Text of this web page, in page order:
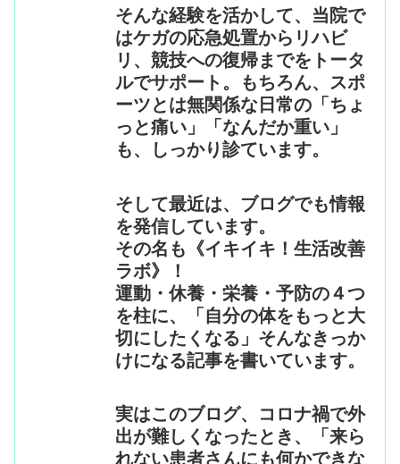
そんな経験を活かして、当院で
はケガの応急処置からリハビ
リ、競技への復帰までをトータ
ルでサポート。もちろん、スポ
ーツとは無関係な日常の「ちょ
っと痛い」「なんだか重い」
も、しっかり診ています。
そして最近は、ブログでも情報
を発信しています。
その名も《イキイキ！生活改善
ラボ》！
運動・休養・栄養・予防の４つ
を柱に、「自分の体をもっと大
切にしたくなる」そんなきっか
けになる記事を書いています。
実はこのブログ、コロナ禍で外
出が難しくなったとき、「来ら
れない患者さんにも何かできな